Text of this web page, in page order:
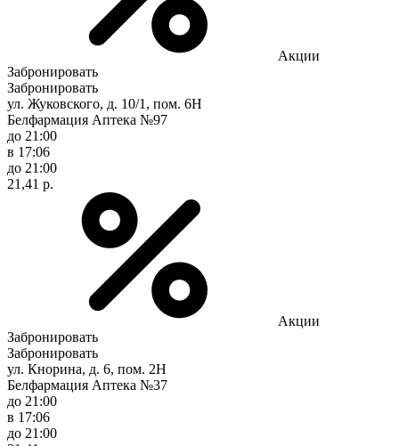
Акции
Забронировать
Забронировать
ул. Жуковского, д. 10/1, пом. 6Н
Белфармация Аптека №97
до 21:00
в 17:06
до 21:00
21,41 р.
Акции
Забронировать
Забронировать
ул. Кнорина, д. 6, пом. 2Н
Белфармация Аптека №37
до 21:00
в 17:06
до 21:00